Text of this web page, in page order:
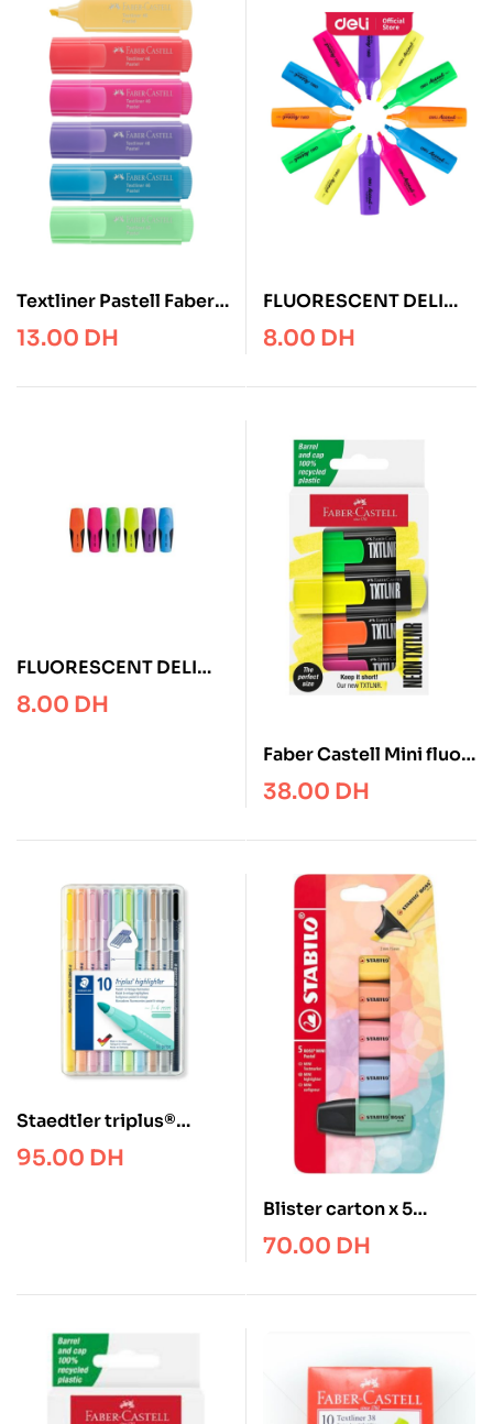
Textliner Pastell Faber-
Castell
13.00 DH
FLUORESCENT DELI
U849 00 1-5MM
8.00 DH
FLUORESCENT DELI
ACCENT S601
8.00 DH
Faber Castell Mini fluo
marker 4pcs
38.00 DH
Staedtler triplus®
textsurfer® 362 C
Triangular highlighter
95.00 DH
Blister carton x 5
surligneurs STABILO
BOSS MINI Pastel
70.00 DH